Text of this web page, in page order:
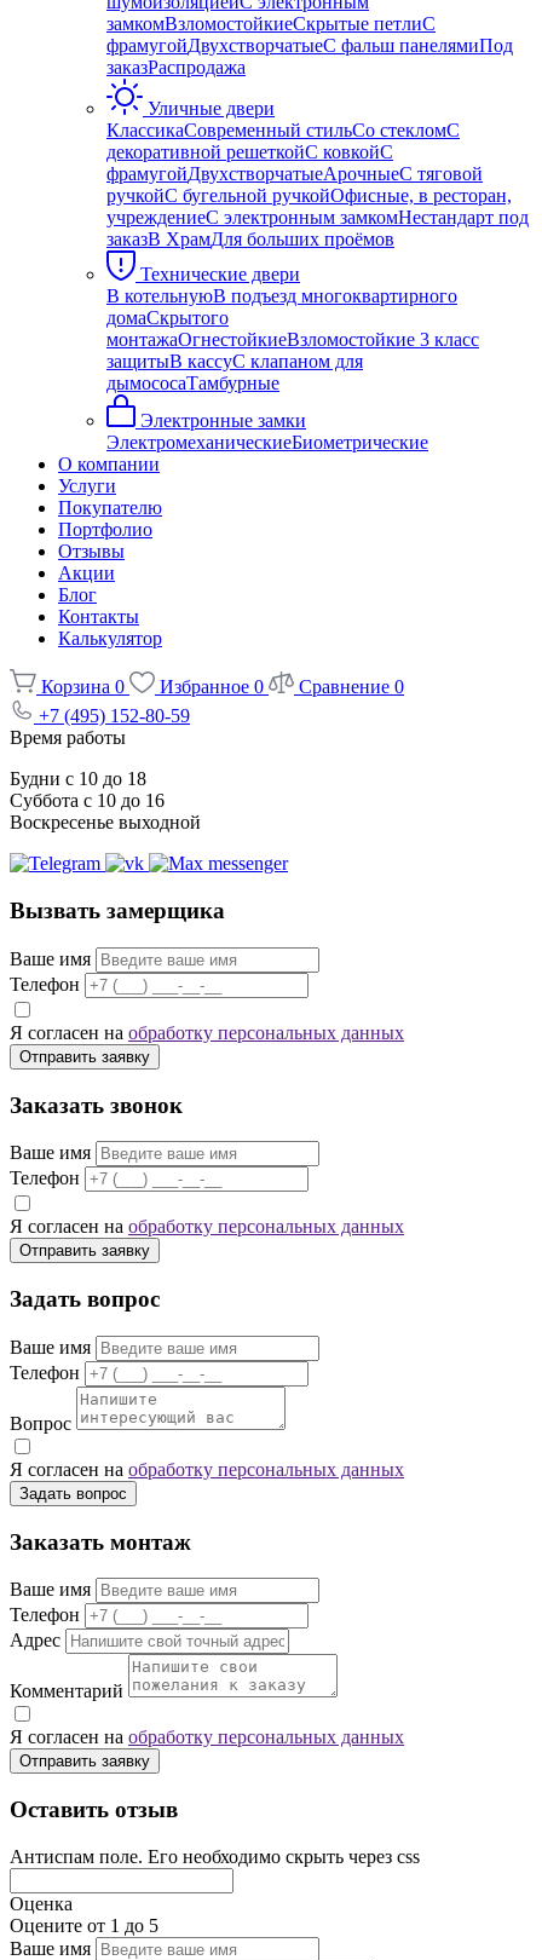
замкомВзломостойкиеСкрытые петлиС
фрамугойДвухстворчатыеС фальш панелямиПод
заказРаспродажа
Уличные двери
КлассикаСовременный стильСо стекломС
декоративной решеткойС ковкойС
фрамугойДвухстворчатыеАрочныеС тяговой
ручкойС бугельной ручкойОфисные, в ресторан,
учреждениеС электронным замкомНестандарт под
заказВ ХрамДля больших проёмов
Технические двери
В котельнуюВ подъезд многоквартирного
домаСкрытого
монтажаОгнестойкиеВзломостойкие 3 класс
защитыВ кассуС клапаном для
дымососаТамбурные
Электронные замки
ЭлектромеханическиеБиометрические
О компании
Услуги
Покупателю
Портфолио
Отзывы
Акции
Блог
Контакты
Калькулятор
Корзина 0 Избранное 0 Сравнение 0
+7 (495) 152-80-59
Время работы
Будни с 10 до 18
Суббота с 10 до 16
Воскресенье выходной
Вызвать замерщика
Ваше имя
Телефон
Я согласен на обработку персональных данных
Отправить заявку
Заказать звонок
Ваше имя
Телефон
Я согласен на обработку персональных данных
Отправить заявку
Задать вопрос
Ваше имя
Телефон
Вопрос
Я согласен на обработку персональных данных
Задать вопрос
Заказать монтаж
Ваше имя
Телефон
Адрес
Комментарий
Я согласен на обработку персональных данных
Отправить заявку
Оставить отзыв
Антиспам поле. Его необходимо скрыть через css
Оценка
Оцените от 1 до 5
Ваше имя